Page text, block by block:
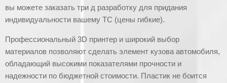
вы можете заказать три д разработку для придания
индивидуальности вашему ТС (цены гибкие).
Профессиональный 3D принтер и широкий выбор
материалов позволяют сделать элемент кузова автомобиля,
обладающий высокими показателями прочности и
надежности по бюджетной стоимости. Пластик не боится